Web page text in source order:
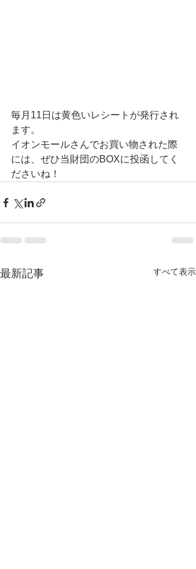
毎月11日は黄色いレシートが発行され
ます。
イオンモールさんでお買い物された際
には、ぜひ当財団のBOXに投函してく
ださいね！
最新記事 すべて表示